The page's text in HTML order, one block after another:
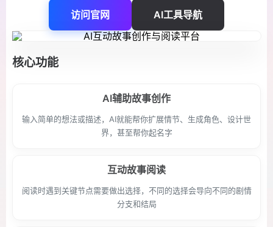
访问官网 AI工具导航
核心功能
AI辅助故事创作
输入简单的想法或描述，AI就能帮你扩展情节、生成角色、设计世
界，甚至帮你起名字
互动故事阅读
阅读时遇到关键节点需要做出选择，不同的选择会导向不同的剧情
分支和结局